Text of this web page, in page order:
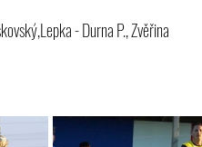
- Durna P., Zvěřina